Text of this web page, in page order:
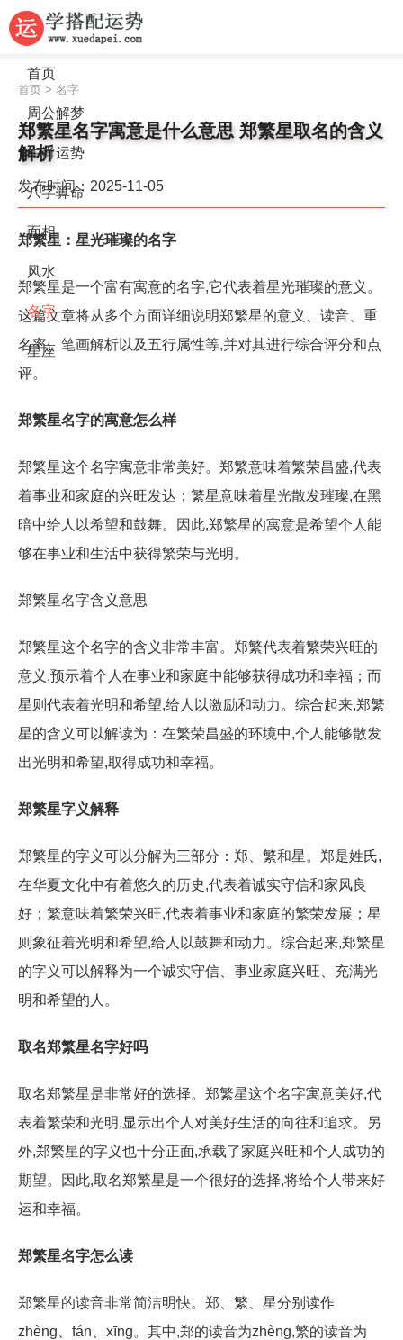
首页
周公解梦
生肖运势
八字算命
面相
风水
名字
星座
首页 > 名字
郑繁星名字寓意是什么意思 郑繁星取名的含义
解析
发布时间：2025-11-05
郑繁星：星光璀璨的名字
郑繁星是一个富有寓意的名字,它代表着星光璀璨的意义。
这篇文章将从多个方面详细说明郑繁星的意义、读音、重
名率、笔画解析以及五行属性等,并对其进行综合评分和点
评。
郑繁星名字的寓意怎么样
郑繁星这个名字寓意非常美好。郑繁意味着繁荣昌盛,代表
着事业和家庭的兴旺发达；繁星意味着星光散发璀璨,在黑
暗中给人以希望和鼓舞。因此,郑繁星的寓意是希望个人能
够在事业和生活中获得繁荣与光明。
郑繁星名字含义意思
郑繁星这个名字的含义非常丰富。郑繁代表着繁荣兴旺的
意义,预示着个人在事业和家庭中能够获得成功和幸福；而
星则代表着光明和希望,给人以激励和动力。综合起来,郑繁
星的含义可以解读为：在繁荣昌盛的环境中,个人能够散发
出光明和希望,取得成功和幸福。
郑繁星字义解释
郑繁星的字义可以分解为三部分：郑、繁和星。郑是姓氏,
在华夏文化中有着悠久的历史,代表着诚实守信和家风良
好；繁意味着繁荣兴旺,代表着事业和家庭的繁荣发展；星
则象征着光明和希望,给人以鼓舞和动力。综合起来,郑繁星
的字义可以解释为一个诚实守信、事业家庭兴旺、充满光
明和希望的人。
取名郑繁星名字好吗
取名郑繁星是非常好的选择。郑繁星这个名字寓意美好,代
表着繁荣和光明,显示出个人对美好生活的向往和追求。另
外,郑繁星的字义也十分正面,承载了家庭兴旺和个人成功的
期望。因此,取名郑繁星是一个很好的选择,将给个人带来好
运和幸福。
郑繁星名字怎么读
郑繁星的读音非常简洁明快。郑、繁、星分别读作
zhèng、fán、xīng。其中,郑的读音为zhèng,繁的读音为